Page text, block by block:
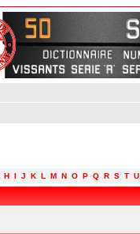
H I J K L M N O P Q R S T U